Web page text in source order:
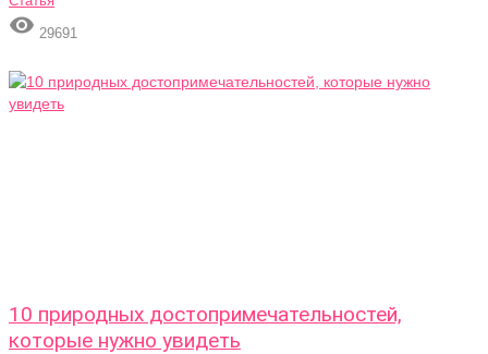
 29691
10 природных достопримечательностей,
которые нужно увидеть